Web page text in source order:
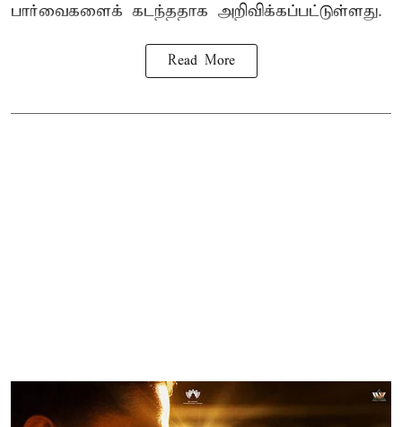
பார்வைகளைக் கடந்ததாக அறிவிக்கப்பட்டுள்ளது.
Read More